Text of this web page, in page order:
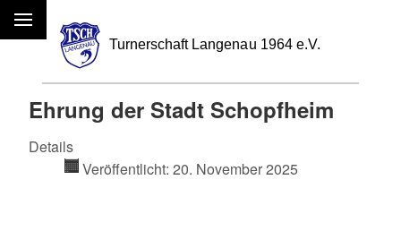
Menü
Ehrung der Stadt Schopfheim
Details
Veröffentlicht: 20. November 2025